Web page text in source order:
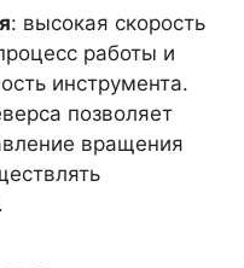
: высокая скорость
работы и
инструмента.
позволяет
вращения